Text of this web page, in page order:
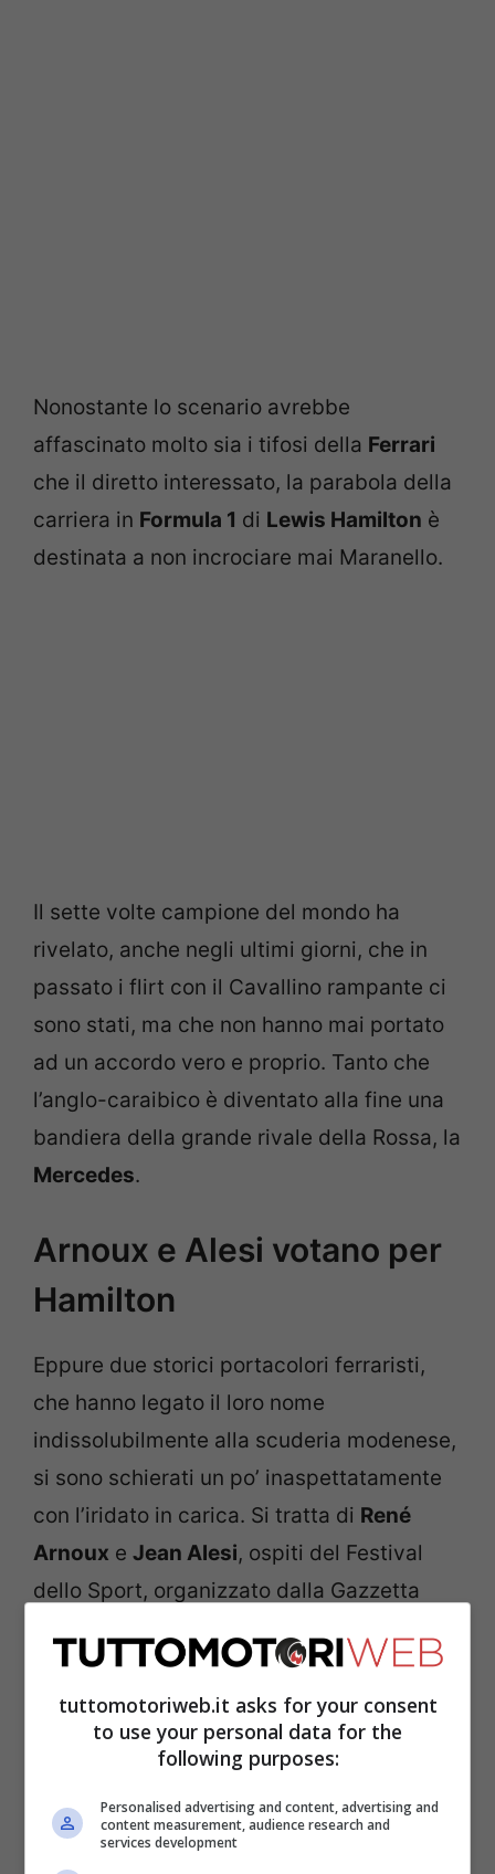
Nonostante lo scenario avrebbe
affascinato molto sia i tifosi della Ferrari
che il diretto interessato, la parabola della
carriera in Formula 1 di Lewis Hamilton è
destinata a non incrociare mai Maranello.
Il sette volte campione del mondo ha
rivelato, anche negli ultimi giorni, che in
passato i flirt con il Cavallino rampante ci
sono stati, ma che non hanno mai portato
ad un accordo vero e proprio. Tanto che
l’anglo-caraibico è diventato alla fine una
bandiera della grande rivale della Rossa, la
Mercedes.
Arnoux e Alesi votano per
Hamilton
Eppure due storici portacolori ferraristi,
che hanno legato il loro nome
indissolubilmente alla scuderia modenese,
si sono schierati un po’ inaspettatamente
con l’iridato in carica. Si tratta di René
Arnoux e Jean Alesi, ospiti del Festival
dello Sport, organizzato dalla Gazzetta
tuttomotoriweb.it asks for your consent
to use your personal data for the
following purposes:
Personalised advertising and content, advertising and
content measurement, audience research and
services development